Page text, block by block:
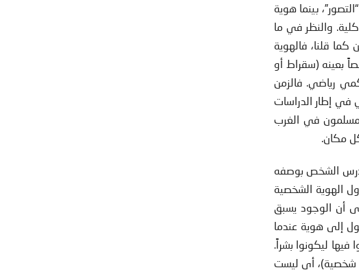
بينما هوية
والنظر في ما
قلنا، فالهوية
بعينه (سقراط أو
رياضي. فالزمن
في إطار الدراسات
في الغرب
مكان.
يدرس الشخص بوصفه
الهوية الشخصية
أن الوجود يسبق
إلى هوية عندما
ليكونوا بشراً.
شخصية)، أي ليست